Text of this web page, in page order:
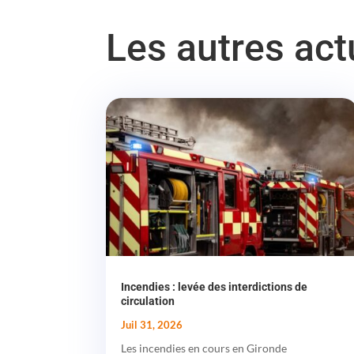
Les autres
Incendies : levée des interdictions de
circulation
Juil 31, 2026
Les incendies en cours en Gironde